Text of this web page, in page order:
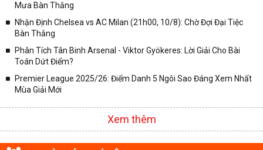
Câu lạc bộ đạt được
nhất đầu tiên chính là Olympique de Pantin. Khi đã giành chiến
thắng trước đội tuyển FC Lyon với tỷ số chung cuộc là 3 - 0. Trận
đấu được diễn ra ở Stade de la Légion Saint-Michel, Pari. Vào năm
sau đó, giải đấu được tổ chức tại sân vận động Parc des Princes.
Tại đó, câu lạc bộ CASG Paris đã rất xuất sắc khi đánh bại câu lạc
bộ Olympique de Paris với tỷ số là 3 – 2. Với các
bóng đá kết quả
hâm mộ theo dõi.
Các trận đấu được diễn ra luân phiên giữa sân vận động Stade
Pershing và Stade Olympique Yves-du-Manoir. Cho đến năm 1941,
Mưa Bàn Thắng
Nhận Định Chelsea vs AC Milan (21h00, 10/8): Chờ Đợi Đại Tiệc
Bàn Thắng
Phân Tích Tân Binh Arsenal - Viktor Gyökeres: Lời Giải Cho Bài
Toán Dứt Điểm?
Premier League 2025/26: Điểm Danh 5 Ngôi Sao Đáng Xem Nhất
Mùa Giải Mới
Xem thêm